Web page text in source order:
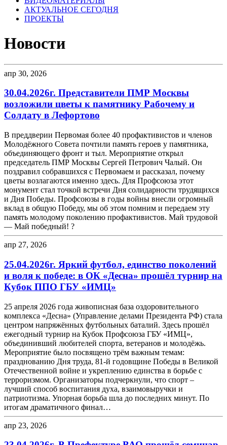
АКТУАЛЬНОЕ СЕГОДНЯ
ПРОЕКТЫ
Новости
апр 30, 2026
30.04.2026г. Представители ПМР Москвы
возложили цветы к памятнику Рабочему и
Солдату в Лефортово
В преддверии Первомая более 40 профактивистов и членов
Молодёжного Совета почтили память героев у памятника,
объединяющего фронт и тыл. Мероприятие открыл
председатель ПМР Москвы Сергей Петрович Чалый. Он
поздравил собравшихся с Первомаем и рассказал, почему
цветы возлагаются именно здесь. Для Профсоюза этот
монумент стал точкой встречи Дня солидарности трудящихся
и Дня Победы. Профсоюзы в годы войны внесли огромный
вклад в общую Победу, мы об этом помним и передаем эту
память молодому поколению профактивистов. Май трудовой
— Май победный! ?
апр 27, 2026
25.04.2026г. Яркий футбол, единство поколений
и воля к победе: в ОК «Десна» прошёл турнир на
Кубок ППО ГБУ «ИМЦ»
25 апреля 2026 года живописная база оздоровительного
комплекса «Десна» (Управление делами Президента РФ) стала
центром напряжённых футбольных баталий. Здесь прошёл
ежегодный турнир на Кубок Профсоюза ГБУ «ИМЦ»,
объединивший любителей спорта, ветеранов и молодёжь.
Мероприятие было посвящено трём важным темам:
празднованию Дня труда, 81-й годовщине Победы в Великой
Отечественной войне и укреплению единства в борьбе с
терроризмом. Организаторы подчеркнули, что спорт –
лучший способ воспитания духа, взаимовыручки и
патриотизма. Упорная борьба шла до последних минут. По
итогам драматичного финал…
апр 23, 2026